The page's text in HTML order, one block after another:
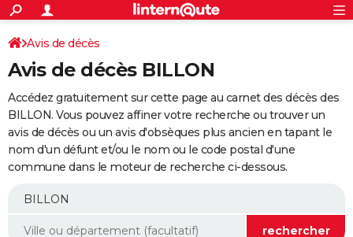
ACTUALITÉS
Politique
Société
Faits Divers
Education
Monde
Villes
+
SPORT
Coupe du monde 2026
Football
Tennis
Cyclisme
Rugby
Forum
Programme TV
TNT
Streaming
Cinéma
Sorties cinéma
Musique
+
FINANCE
Retraite
Epargne
Immobilier
Risques naturels par ville
Banque
Assurance
AUTO
Essais
Réserver un essai
Citadines
Berlines
SUV
Forum auto
+
Mobiles
Meilleur smartphone
Internet
Ordinateurs
Jeux vidéo
Guide high-tech
Avis de décès
Avis de décès BILLON
Accédez gratuitement sur cette page au carnet des décès des
BILLON. Vous pouvez affiner votre recherche ou trouver un
avis de décès ou un avis d'obsèques plus ancien en tapant le
nom d'un défunt et/ou le nom ou le code postal d'une
commune dans le moteur de recherche ci-dessous.